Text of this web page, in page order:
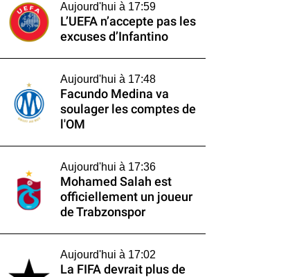
Aujourd'hui à 17:59
L’UEFA n’accepte pas les
excuses d’Infantino
Aujourd'hui à 17:48
Facundo Medina va
soulager les comptes de
l'OM
Aujourd'hui à 17:36
Mohamed Salah est
officiellement un joueur
de Trabzonspor
Aujourd'hui à 17:02
La FIFA devrait plus de